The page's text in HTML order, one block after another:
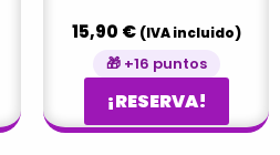
15,90 € (IVA incluido)
🎁 +16 puntos
¡RESERVA!